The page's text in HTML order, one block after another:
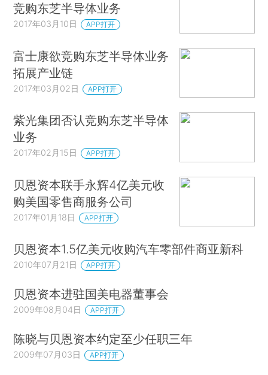
竞购东芝半导体业务
2017年03月10日 APP打开
富士康欲竞购东芝半导体业务
拓展产业链
2017年03月02日 APP打开
紫光集团否认竞购东芝半导体
业务
2017年02月15日 APP打开
贝恩资本联手永辉4亿美元收
购美国零售商服务公司
2017年01月18日 APP打开
贝恩资本1.5亿美元收购汽车零部件商亚新科
2010年07月21日 APP打开
贝恩资本进驻国美电器董事会
2009年08月04日 APP打开
陈晓与贝恩资本约定至少任职三年
2009年07月03日 APP打开